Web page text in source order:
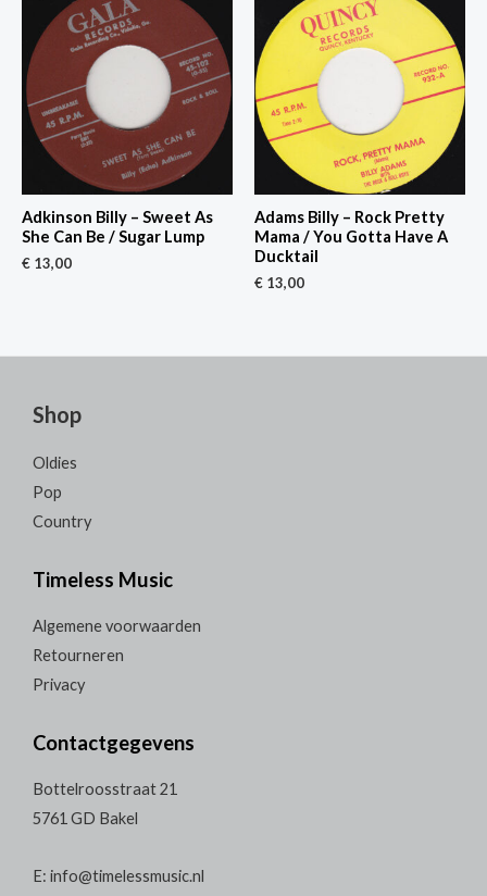
Adkinson Billy – Sweet As
She Can Be / Sugar Lump
€ 13,00
Adams Billy – Rock Pretty
Mama / You Gotta Have A
Ducktail
€ 13,00
Shop
Oldies
Pop
Country
Timeless Music
Algemene voorwaarden
Retourneren
Privacy
Contactgegevens
Bottelroosstraat 21
5761 GD Bakel
E: info@timelessmusic.nl